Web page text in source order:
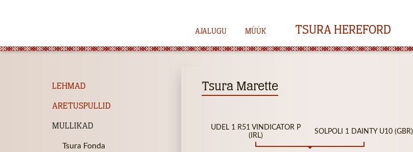
TSURA HEREFORD
AJALUGU MÜÜK
LEHMAD
ARETUSPULLID
MULLIKAD
Tsura Fonda
Tsura Marette
UDEL 1 R51 VINDICATOR P
(IRL)
SOLPOLI 1 DAINTY U10 (GBR)